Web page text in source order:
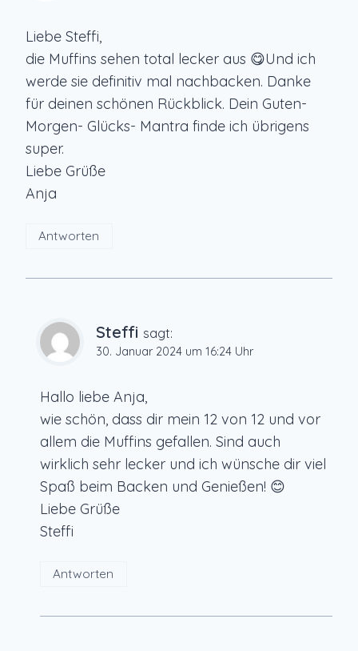
Liebe Steffi,
die Muffins sehen total lecker aus 😋Und ich
werde sie definitiv mal nachbacken. Danke
für deinen schönen Rückblick. Dein Guten-
Morgen- Glücks- Mantra finde ich übrigens
super.
Liebe Grüße
Anja
Antworten
Steffi sagt:
30. Januar 2024 um 16:24 Uhr
Hallo liebe Anja,
wie schön, dass dir mein 12 von 12 und vor
allem die Muffins gefallen. Sind auch
wirklich sehr lecker und ich wünsche dir viel
Spaß beim Backen und Genießen! 😊
Liebe Grüße
Steffi
Antworten